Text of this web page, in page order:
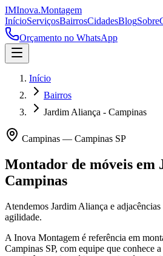
IMInova.Montagem
InícioServiçosBairrosCidadesBlogSobre
Orçamento no WhatsApp
Início
Bairros
Jardim Aliança - Campinas
Campinas — Campinas SP
Montador de móveis em
Campinas
Atendemos Jardim Aliança e
agilidade.
A Inova Montagem é referência em
Campinas SP, com equipe que conhece